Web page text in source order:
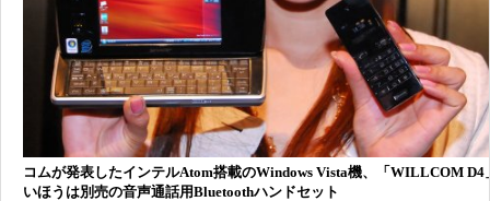
コムが発表したインテルAtom搭載のWindows Vista機、「WILLCOM D4
いほうは別売の音声通話用Bluetoothハンドセット